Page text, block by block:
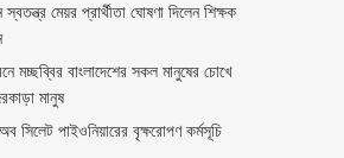
স্বতন্ত্র মেয়র প্রার্থীতা ঘোষণা দিলেন শিক্ষক
মচ্ছব্বির বাংলাদেশের সকল মানুষের চোখে
মানুষ
সিলেট পাইওনিয়ারের বৃক্ষরোপণ কর্মসূচি